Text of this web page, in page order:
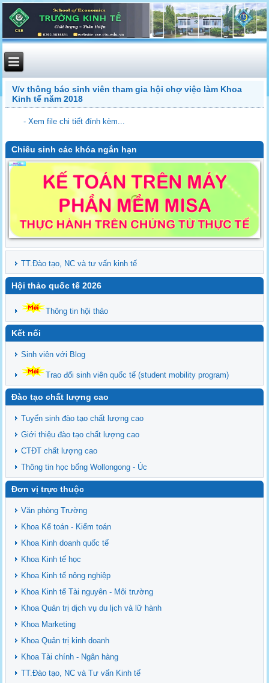
V/v thông báo sinh viên tham gia hội chợ việc làm Khoa
Kinh tế năm 2018
- Xem file chi tiết đính kèm...
Chiêu sinh các khóa ngắn hạn
TT.Đào tạo, NC và tư vấn kinh tế
Hội thảo quốc tế 2026
Thông tin hội thảo
Kết nối
Sinh viên với Blog
Trao đổi sinh viên quốc tế (student mobility program)
Đào tạo chất lượng cao
Tuyển sinh đào tạo chất lượng cao
Giới thiệu đào tạo chất lượng cao
CTĐT chất lượng cao
Thông tin học bổng Wollongong - Úc
Đơn vị trực thuộc
Văn phòng Trường
Khoa Kế toán - Kiểm toán
Khoa Kinh doanh quốc tế
Khoa Kinh tế học
Khoa Kinh tế nông nghiệp
Khoa Kinh tế Tài nguyên - Môi trường
Khoa Quản trị dịch vụ du lịch và lữ hành
Khoa Marketing
Khoa Quản trị kinh doanh
Khoa Tài chính - Ngân hàng
TT.Đào tạo, NC và Tư vấn Kinh tế